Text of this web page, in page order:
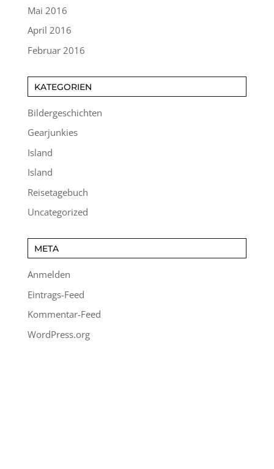
Mai 2016
April 2016
Februar 2016
KATEGORIEN
Bildergeschichten
Gearjunkies
Island
Island
Reisetagebuch
Uncategorized
META
Anmelden
Eintrags-Feed
Kommentar-Feed
WordPress.org